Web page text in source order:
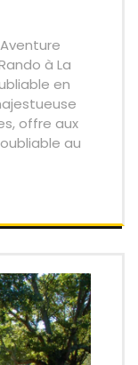
à La
en
offre aux
au